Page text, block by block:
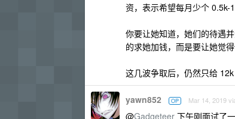
资，表示希望每月少个 0.5k-
你要让她知道，她们的待遇
的求她加钱，而是要让她觉得
这几波争取后，仍然只给
yawn852 OP Mar 14, 2019
@Gadgeteer 下午刚面试了